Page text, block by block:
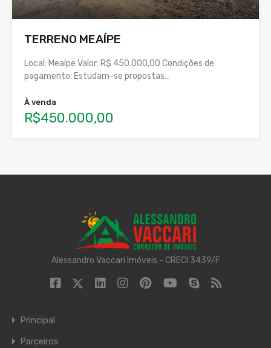
TERRENO MEAÍPE
Local: Meaípe Valor: R$ 450.000,00 Condições de
pagamento: Estudam-se propostas…
À venda
R$450.000,00
Alessandro Vaccari Imóveis - CRECI 3439/F
Principal
Parceiros